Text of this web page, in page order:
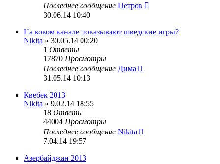
Последнее сообщение Петров
30.06.14 10:40
На коком канале показывают шведские игры?
Nikita » 30.05.14 00:20
1 Ответы
17870 Просмотры
Последнее сообщение Дима
31.05.14 10:13
Квебек 2013
Nikita » 9.02.14 18:55
18 Ответы
44004 Просмотры
Последнее сообщение Nikita
7.04.14 19:57
Азербайджан 2013